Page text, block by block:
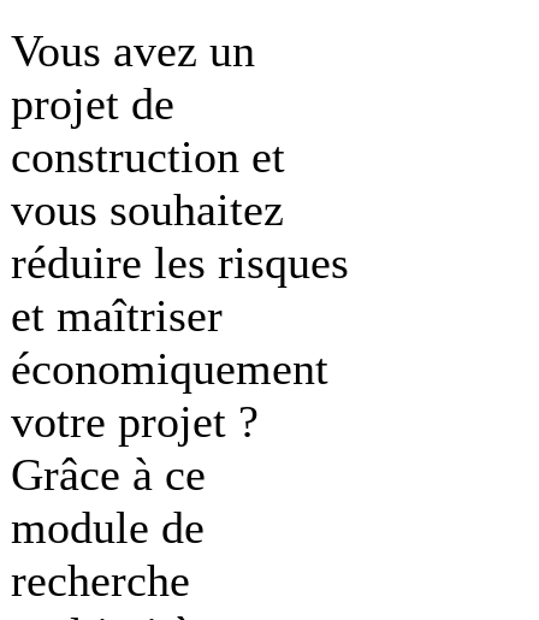
Vous avez un
projet de
construction et
vous souhaitez
réduire les risques
et maîtriser
économiquement
votre projet ?
Grâce à ce
module de
recherche